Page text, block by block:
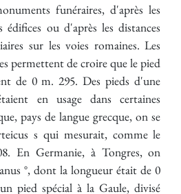
funéraires, d'après les
édifices ou d'après les distances
sur les voies romaines. Les
permettent de croire que le pied
de 0 m. 295. Des pieds d'une
en usage dans certaines
pays de langue grecque, on se
s qui mesurait, comme le
En Germanie, à Tongres, on
°, dont la longueur était de 0
pied spécial à la Gaule, divisé